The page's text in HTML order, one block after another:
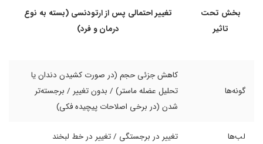
بخش تحت
تاثیر
تغییر احتمالی پس از ارتودنسی (بسته به نوع
درمان و فرد)
گونه‌ها
کاهش جزئی حجم (در صورت کشیدن دندان یا
تحلیل عضله ماستر) / بدون تغییر / برجسته‌تر
شدن (در برخی اصلاحات پیچیده فکی)
لب‌ها تغییر در برجستگی / تغییر در خط لبخند